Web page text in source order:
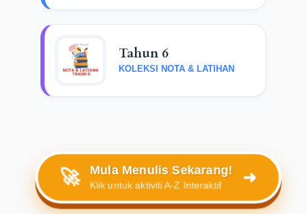
Tahun 6
KOLEKSI NOTA & LATIHAN
🚀 Mula Menulis Sekarang!
Klik untuk aktiviti A-Z Interaktif ➜